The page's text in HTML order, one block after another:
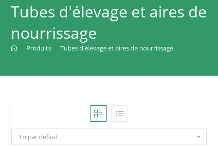
Tubes d'élevage et aires de
nourrissage
> Produits > Tubes d'élevage et aires de nourrissage
Tri par défaut